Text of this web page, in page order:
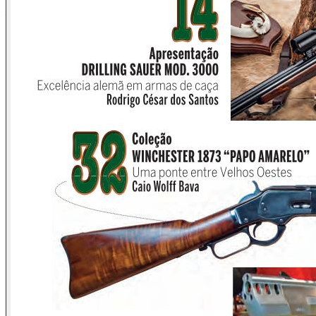
já que abriu a possibilidade da atividade da Caça
regulamentada durante o ano todo; e devidamente
autorizada. Importante ressaltar que ou-tras espécies
invasoras já são objeto de estudo científico no país em
função dos prejuízos que represen-tam à biodiversidade. Um
exemplo é a pesquisa, sobre a superpopulação da POMBA,
que está sendo feita no Estado do Mato Grosso do Sul.
É notório que cada vez mais cresce o reconhecimento -
inclusive por instituições ambientalistas - de que a Caça
Esportiva regulamentada é, de forma inquestionável, a
melhor forma de equilíbrio da fauna e um eficaz instrumento
de conservação da natureza e de movimentação da
economia. Este assunto está tão em evidência que a Revista
MAGNUM fará uma Edição Especial só sobre este tema.
Aguardem!
Desejo que 2014 seja realmente um ano especial, e que
este momento de alegria e confraternização por meio do
Esporte envolva todo o povo brasileiro.
Salesio Nuhs
Diretor Comercial e de Relações Institucionais da CBC e
Presidente da ANIAM - Associação Nacional da Indústria de
Armas e Munições